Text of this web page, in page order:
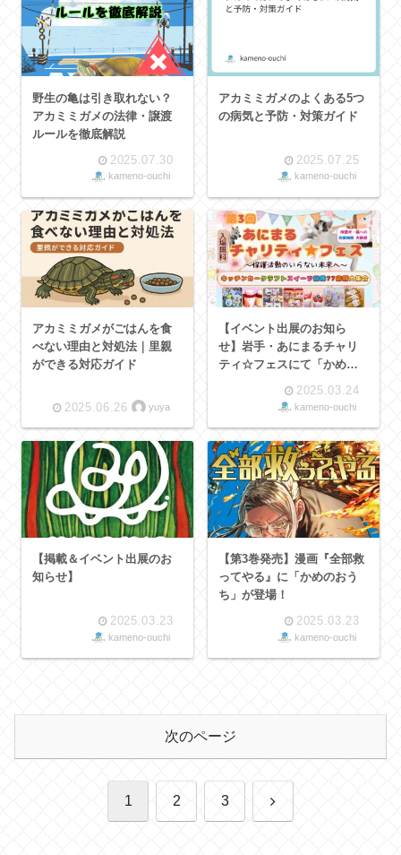
野生の亀は引き取れない？
アカミミガメの法律・譲渡
ルールを徹底解説
2025.07.30
kameno-ouchi
アカミミガメのよくある5つ
の病気と予防・対策ガイド
2025.07.25
kameno-ouchi
アカミミガメがごはんを食
べない理由と対処法｜里親
ができる対応ガイド
2025.06.26 yuya
【イベント出展のお知ら
せ】岩手・あにまるチャリ
ティ☆フェスにて「かめの
2025.03.24
kameno-ouchi
【掲載＆イベント出展のお
知らせ】
2025.03.23
kameno-ouchi
【第3巻発売】漫画『全部救
ってやる』に「かめのおう
ち」が登場！
2025.03.23
kameno-ouchi
次のページ
1 2 3 次